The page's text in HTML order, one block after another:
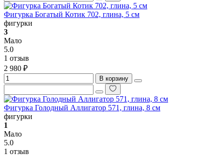
Фигурка Богатый Котик 702, глина, 5 см
фигурки
3
Мало
5.0
1 отзыв
2 980 ₽
В корзину
Фигурка Голодный Аллигатор 571, глина, 8 см
фигурки
1
Мало
5.0
1 отзыв